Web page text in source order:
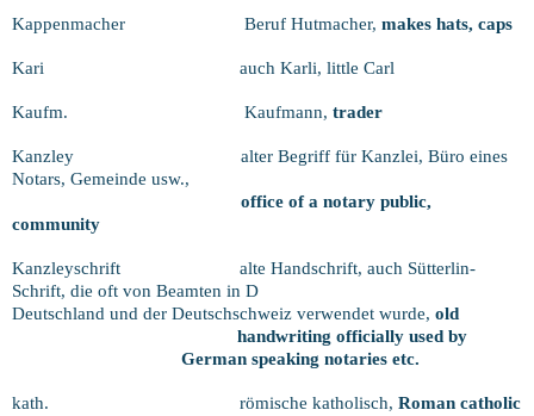
Kappenmacher Beruf Hutmacher, makes hats, caps
Kari auch Karli, little Carl
Kaufm. Kaufmann, trader
Kanzley
alter Begriff für Kanzlei, Büro eines
Notars, Gemeinde usw.,
office of a notary public,
community
Kanzleyschrift
alte Handschrift, auch Sütterlin-
Schrift, die oft von Beamten in D
Deutschland und der Deutschschweiz verwendet wurde, old
handwriting officially used by
German speaking notaries etc.
kath. römische katholisch, Roman catholic